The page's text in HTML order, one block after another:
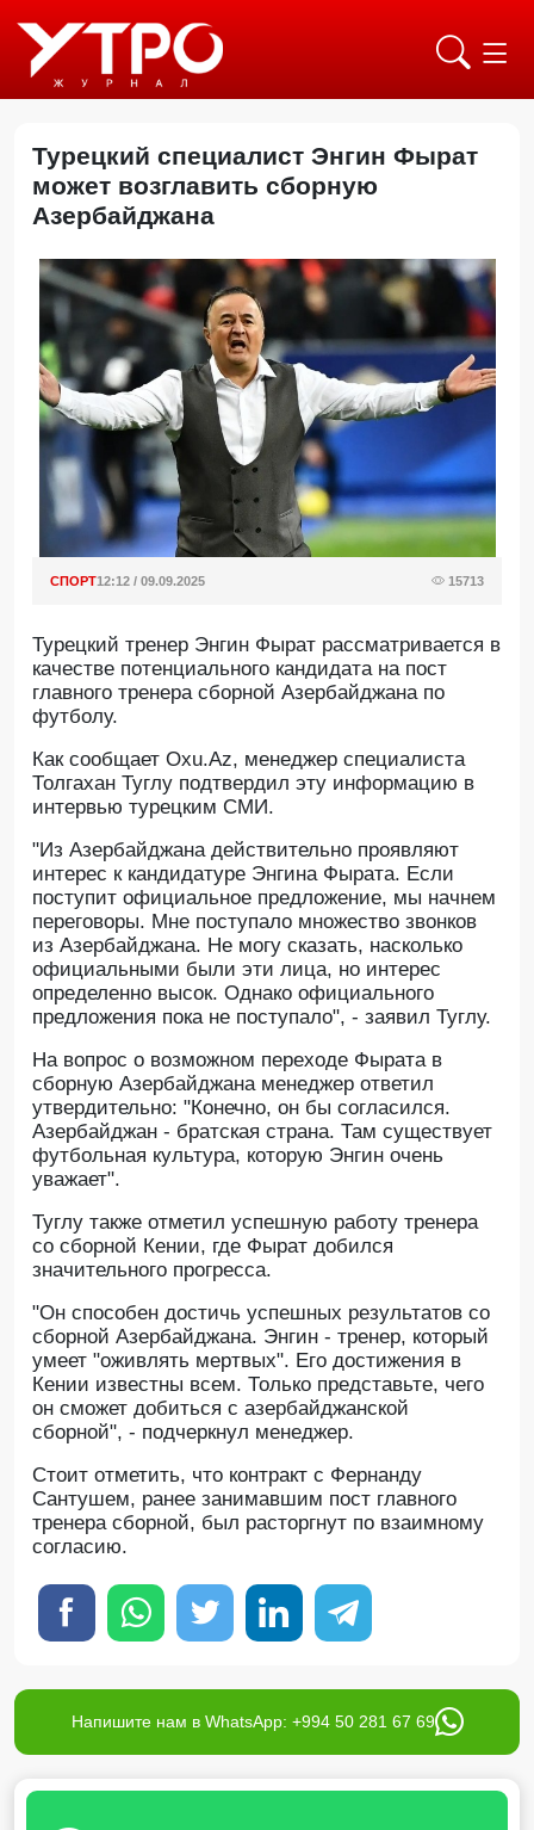
Турецкий специалист Энгин Фырат
может возглавить сборную
Азербайджана
СПОРТ12:12 / 09.09.2025 15713
Турецкий тренер Энгин Фырат рассматривается в
качестве потенциального кандидата на пост
главного тренера сборной Азербайджана по
футболу.
Как сообщает Oxu.Az, менеджер специалиста
Толгахан Туглу подтвердил эту информацию в
интервью турецким СМИ.
"Из Азербайджана действительно проявляют
интерес к кандидатуре Энгина Фырата. Если
поступит официальное предложение, мы начнем
переговоры. Мне поступало множество звонков
из Азербайджана. Не могу сказать, насколько
официальными были эти лица, но интерес
определенно высок. Однако официального
предложения пока не поступало", - заявил Туглу.
На вопрос о возможном переходе Фырата в
сборную Азербайджана менеджер ответил
утвердительно: "Конечно, он бы согласился.
Азербайджан - братская страна. Там существует
футбольная культура, которую Энгин очень
уважает".
Туглу также отметил успешную работу тренера
со сборной Кении, где Фырат добился
значительного прогресса.
"Он способен достичь успешных результатов со
сборной Азербайджана. Энгин - тренер, который
умеет "оживлять мертвых". Его достижения в
Кении известны всем. Только представьте, чего
он сможет добиться с азербайджанской
сборной", - подчеркнул менеджер.
Стоит отметить, что контракт с Фернанду
Сантушем, ранее занимавшим пост главного
тренера сборной, был расторгнут по взаимному
согласию.
Напишите нам в WhatsApp: +994 50 281 67 69